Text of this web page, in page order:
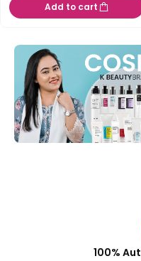
Add to cart
100%